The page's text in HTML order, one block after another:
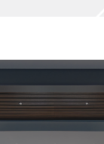
DEMANDE DE